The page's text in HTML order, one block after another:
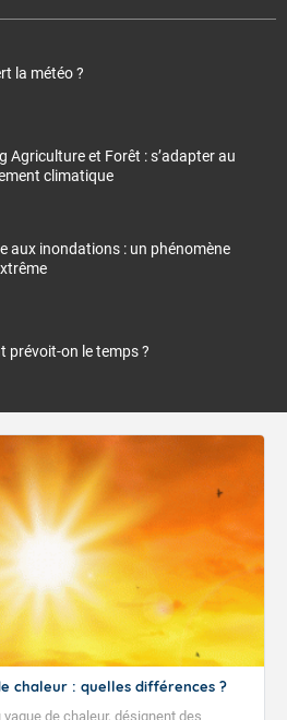
la météo ?
Agriculture et Forêt : s’adapter au
climatique
aux inondations : un phénomène
prévoit-on le temps ?
chaleur : quelles différences ?
de chaleur, désignent des